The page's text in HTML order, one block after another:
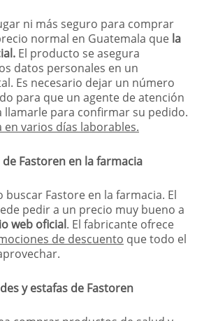
ni más seguro para comprar
normal en Guatemala que la
El producto se asegura
datos personales en un
Es necesario dejar un número
para que un agente de atención
llamarle para confirmar su pedido.
en varios días laborables.
de Fastoren en la farmacia
buscar Fastore en la farmacia. El
pedir a un precio muy bueno a
web oficial. El fabricante ofrece
de descuento que todo el
y estafas de Fastoren